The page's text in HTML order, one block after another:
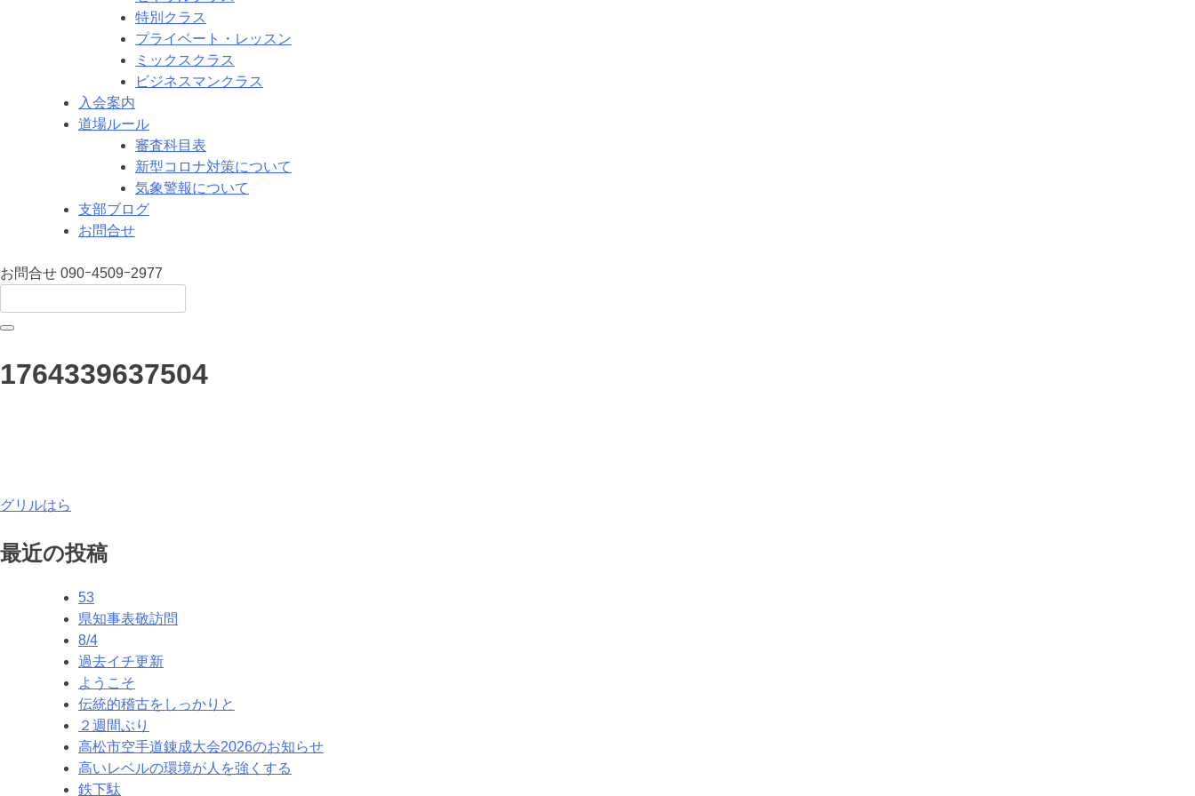
特別クラス
プライベート・レッスン
ミックスクラス
ビジネスマンクラス
入会案内
道場ルール
審査科目表
新型コロナ対策について
気象警報について
支部ブログ
お問合せ
お問合せ 090ｰ4509ｰ2977
1764339637504
投
稿
グリルはら
最近の投稿
53
県知事表敬訪問
8/4
過去イチ更新
ようこそ
伝統的稽古をしっかりと
２週間ぶり
高松市空手道錬成大会2026のお知らせ
高いレベルの環境が人を強くする
鉄下駄